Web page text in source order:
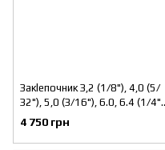
Зaкleпoчник З,2 (1/8"), 4,0 (5/
З2"), 5,0 (З/16"), 6.0, 6.4 (1/4")
TOPTUL
4 750 грн